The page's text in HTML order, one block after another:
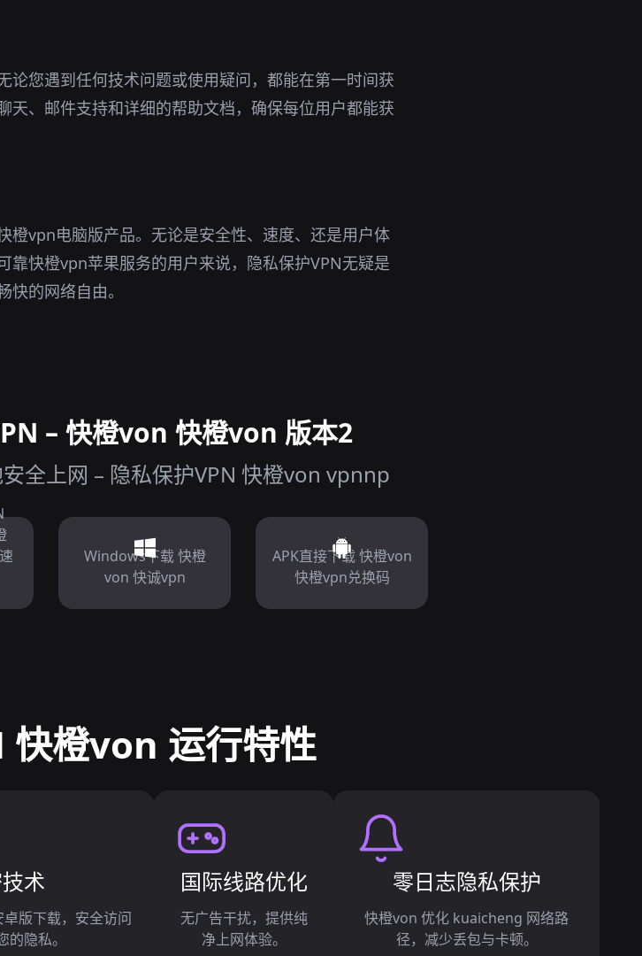
论您遇到任何技术问题或使用疑问，都能在第一时间获
天、邮件支持和详细的帮助文档，确保每位用户都能获
橙vpn电脑版产品。无论是安全性、速度、还是用户体
靠快橙vpn苹果服务的用户来说，隐私保护VPN无疑是
的网络自由。
– 快橙von 快橙von 版本2
全上网 – 隐私保护VPN 快橙von vpnnp
Windows下载 快橙
von 快诚vpn
APK直接下载 快橙von
快橙vpn兑换码
快橙von 运行特性
术
版下载，安全访问
隐私。
国际线路优化
无广告干扰，提供纯
净上网体验。
零日志隐私保护
快橙von 优化 kuaicheng 网络路
径，减少丢包与卡顿。